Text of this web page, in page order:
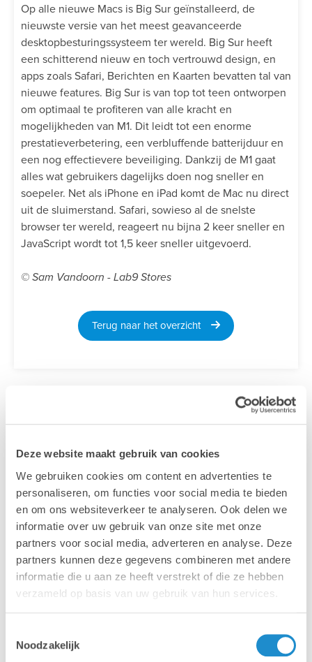
Deze website maakt gebruik van cookies
We gebruiken cookies om content en advertenties te
personaliseren, om functies voor social media te bieden
en om ons websiteverkeer te analyseren. Ook delen we
informatie over uw gebruik van onze site met onze
partners voor social media, adverteren en analyse. Deze
partners kunnen deze gegevens combineren met andere
informatie die u aan ze heeft verstrekt of die ze hebben
verzameld op basis van uw gebruik van hun services.
Noodzakelijk
Op alle nieuwe Macs is Big Sur geïnstalleerd, de
nieuwste versie van het meest geavanceerde
desktopbesturingssysteem ter wereld. Big Sur heeft
een schitterend nieuw en toch vertrouwd design, en
apps zoals Safari, Berichten en Kaarten bevatten tal van
nieuwe features. Big Sur is van top tot teen ontworpen
om optimaal te profiteren van alle kracht en
mogelijkheden van M1. Dit leidt tot een enorme
prestatieverbetering, een verbluffende batterijduur en
een nog effectievere beveiliging. Dankzij de M1 gaat
alles wat gebruikers dagelijks doen nog sneller en
soepeler. Net als iPhone en iPad komt de Mac nu direct
uit de sluimerstand. Safari, sowieso al de snelste
browser ter wereld, reageert nu bijna 2 keer sneller en
JavaScript wordt tot 1,5 keer sneller uitgevoerd.
© Sam Vandoorn - Lab9 Stores
Terug naar het overzicht